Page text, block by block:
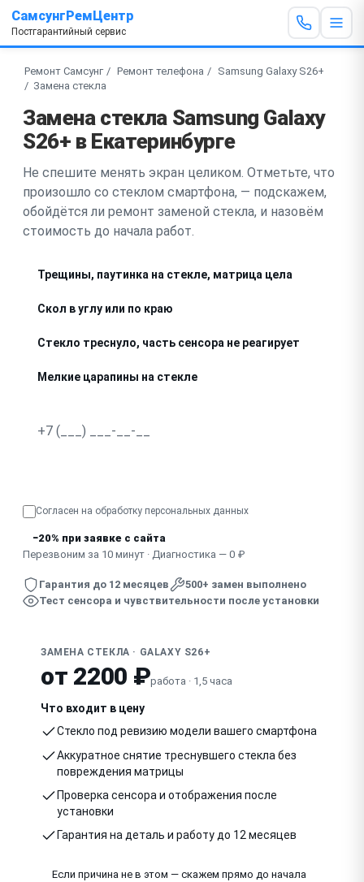
СамсунгРемЦентр
Постгарантийный сервис
Ремонт Самсунг Ремонт телефона
Samsung Galaxy S26+
Замена стекла
Замена стекла Samsung Galaxy
S26+ в Екатеринбурге
Не спешите менять экран целиком. Отметьте, что
произошло со стеклом смартфона, — подскажем,
обойдётся ли ремонт заменой стекла, и назовём
стоимость до начала работ.
Трещины, паутинка на стекле, матрица цела
Скол в углу или по краю
Стекло треснуло, часть сенсора не реагирует
Мелкие царапины на стекле
Согласен на обработку персональных данных
−20% при заявке с сайта
Перезвоним за 10 минут · Диагностика — 0 ₽
Гарантия до 12 месяцев
500+ замен выполнено
Тест сенсора и чувствительности после установки
ЗАМЕНА СТЕКЛА · GALAXY S26+
от 2200 ₽работа · 1,5 часа
Что входит в цену
Стекло под ревизию модели вашего смартфона
Аккуратное снятие треснувшего стекла без
повреждения матрицы
Проверка сенсора и отображения после
установки
Гарантия на деталь и работу до 12 месяцев
Если причина не в этом — скажем прямо до начала